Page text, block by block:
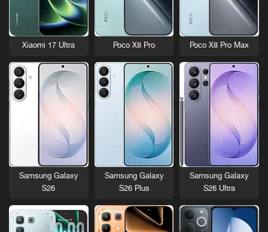
Poco X8 Pro Max
Poco X8 Pro
Xiaomi 17 Ultra
Samsung Galaxy
S26 Ultra
Samsung Galaxy
S26 Plus
Samsung Galaxy
S26